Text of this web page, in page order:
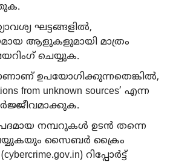
ഘട്ടങ്ങളിൽ,
ആളുകളുമായി മാത്രം
ചെയ്യുക.
ഉപയോഗിക്കുന്നതെങ്കിൽ,
from unknown sources’ എന്ന
നമ്പറുകൾ ഉടൻ തന്നെ
സൈബർ ക്രൈം
റിപ്പോർട്ട്